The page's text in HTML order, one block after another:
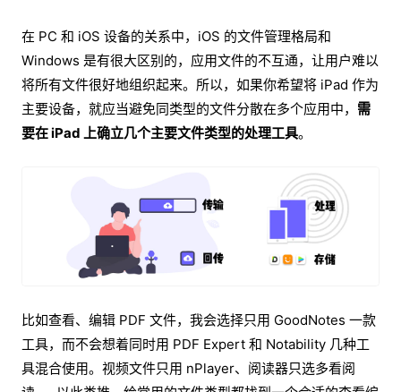
在 PC 和 iOS 设备的关系中，iOS 的文件管理格局和
Windows 是有很大区别的，应用文件的不互通，让用户难以
将所有文件很好地组织起来。所以，如果你希望将 iPad 作为
主要设备，就应当避免同类型的文件分散在多个应用中， 需
要在 iPad 上确立几个主要文件类型的处理工具。
比如查看、编辑 PDF 文件，我会选择只用 GoodNotes 一款
工具，而不会想着同时用 PDF Expert 和 Notability 几种工
具混合使用。视频文件只用 nPlayer、阅读器只选多看阅